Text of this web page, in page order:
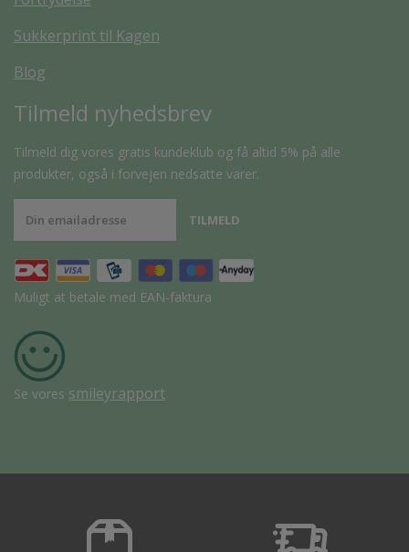
Sukkerprint til Kagen
Blog
Tilmeld nyhedsbrev
Tilmeld dig vores gratis kundeklub og få altid 5% på alle
produkter, også i forvejen nedsatte varer.
Muligt at betale med EAN-faktura
Se vores smileyrapport